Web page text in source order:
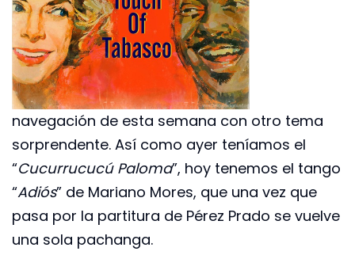
navegación de esta semana con otro tema
sorprendente. Así como ayer teníamos el
“Cucurrucucú Paloma”, hoy tenemos el tango
“Adiós” de Mariano Mores, que una vez que
pasa por la partitura de Pérez Prado se vuelve
una sola pachanga.